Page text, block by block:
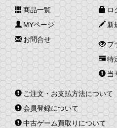
商品一覧
MYページ
お問合せ
ロ
新
プ
特
当
ご注文・お支払方法について
会員登録について
中古ゲーム買取りについて